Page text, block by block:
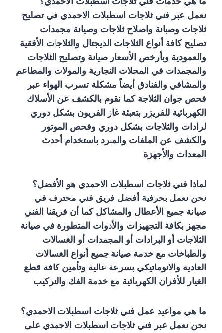
نعمل عبر فني ثلاجات اسطبلات الاحمدي في تصليح
ثلاجات وصيانة واصلاح ثلاجات وصيانة مجمدات
تصليح كافة أنواع الثلاجات الديجتال والثلاجات الأفقية
والعمودية وبأرخص الأسعار صيانة وتصليح الثلاجات
والمجمدات في المحلات التجارية والمولات والمطاعم
والمشافي والفنادق أيضاً مشكلة تسرب الهواء عبر
فحص جوان الثلاجة كما نقوم بالكشف عن الأسلاك
الكهربائية للفريزر بتعبئة غاز الفريون بشكل دوري
لرادات والثلاجات بشكل دوري وفحص الموتور
والكشف عن الملفات والمبرد باستخدام أحدث
المعدات والأجهزة
لماذا فني ثلاجات اسطبلات الاحمدي هو الأفضل؟
نحن نعمل بحرفية أفضل فريق فني محترف في
صيانة جميع الأعطال والمشاكل كما أن فريقنا الفني
مجهز بكافة التجهيزات والأدوات المتطورة في صيانة
الثلاجات أو البرادات أو المجمدات أو الغسالات
والطباخات مع خدمة صيانة جميع أنواع الغسالات
العادية والاتوماتيكي بسرعة عالية وتأمين كافة قطع
الغيار للأفران الكهربائية مع خدمة الفك والتركيب
ما هي مواعيد عمل فني ثلاجات اسطبلات الاحمدي؟
نحن نعمل عبر فني ثلاجات اسطبلات الاحمدي على